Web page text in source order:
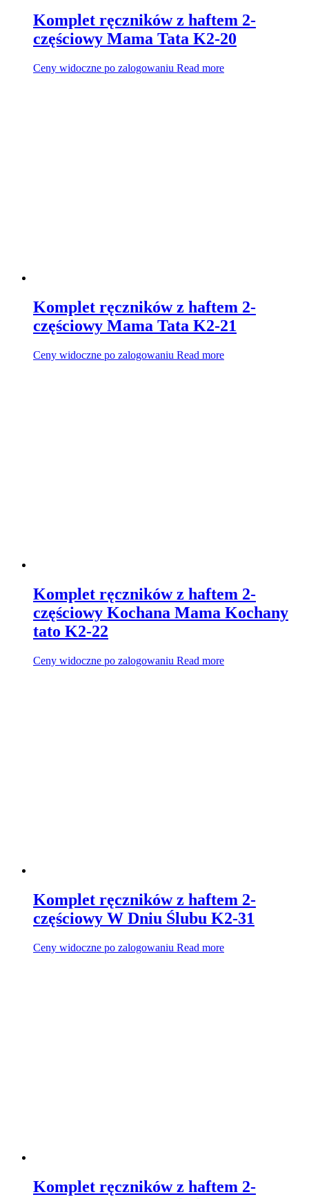
Komplet ręczników z haftem 2-
częściowy Mama Tata K2-20
Ceny widoczne po zalogowaniu Read more
Komplet ręczników z haftem 2-
częściowy Mama Tata K2-21
Ceny widoczne po zalogowaniu Read more
Komplet ręczników z haftem 2-
częściowy Kochana Mama Kochany
tato K2-22
Ceny widoczne po zalogowaniu Read more
Komplet ręczników z haftem 2-
częściowy W Dniu Ślubu K2-31
Ceny widoczne po zalogowaniu Read more
Komplet ręczników z haftem 2-